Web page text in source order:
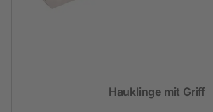
Hauklinge mit Griff